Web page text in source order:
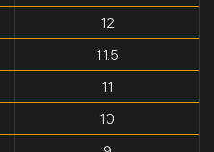
12
11.5
11
10